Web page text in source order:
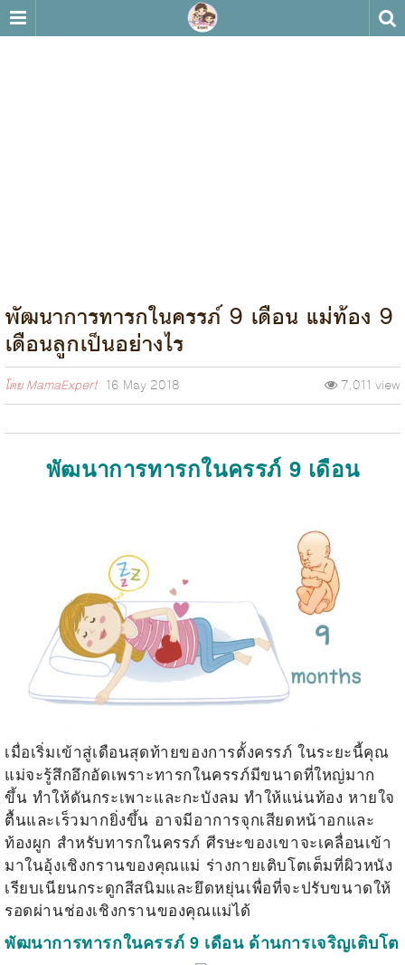
พัฒนาการทารกในครรภ์ 9 เดือน แม่ท้อง 9
เดือนลูกเป็นอย่างไร
โดยMamaExpert 16 May 2018 7,011 view
พัฒนาการทารกในครรภ์ 9 เดือน
เมื่อเริ่มเข้าสู่เดือนสุดท้ายของการตั้งครรภ์ ในระยะนี้คุณ
แม่จะรู้สึกอึกอัดเพราะทารกในครรภ์มีขนาดที่ใหญ่มาก
ขึ้น ทำให้ดันกระเพาะและกะบังลม ทำให้แน่นท้อง หายใจ
ตื้นและเร็วมากยิ่งขึ้น อาจมีอาการจุกเสียดหน้าอกและ
ท้องผูก สำหรับทารกในครรภ์ ศีรษะของเขาจะเคลื่อนเข้า
มาในอุ้งเชิงกรานของคุณแม่ ร่างกายเติบโตเต็มที่ผิวหนัง
เรียบเนียนกระดูกสีสนิมและยึดหยุ่นเพื่อที่จะปรับขนาดให้
รอดผ่านช่องเชิงกรานของคุณแม่ได้
พัฒนาการทารกในครรภ์ 9 เดือน ด้านการเจริญเติบโต